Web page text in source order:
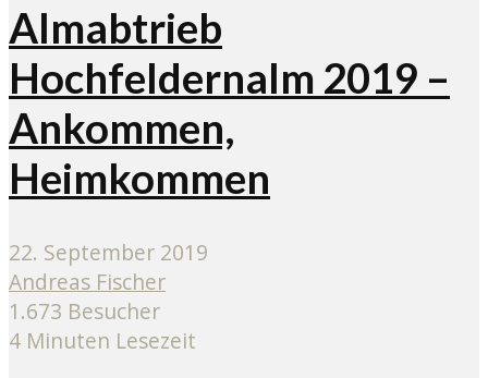
Almabtrieb
Hochfeldernalm 2019 –
Ankommen,
Heimkommen
22. September 2019
Andreas Fischer
1.673 Besucher
4 Minuten Lesezeit